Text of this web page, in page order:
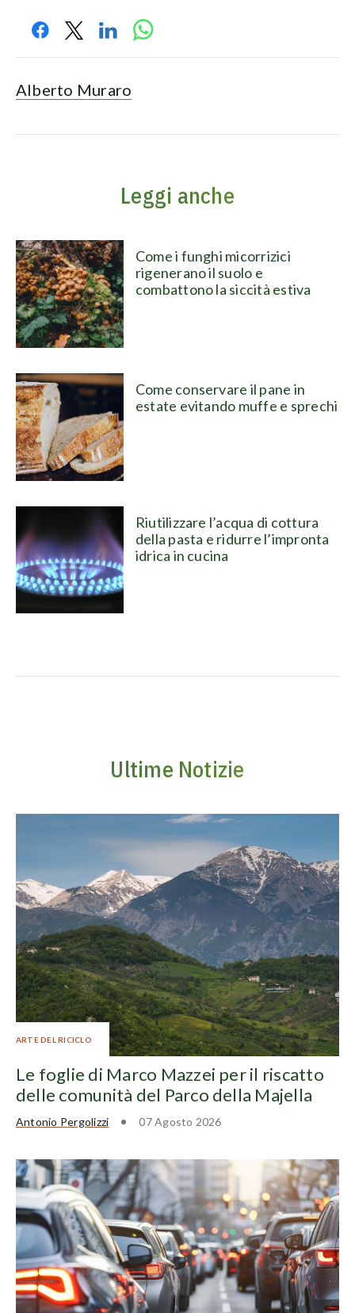
Alberto Muraro
Leggi anche
Come i funghi micorrizici
rigenerano il suolo e
combattono la siccità estiva
Come conservare il pane in
estate evitando muffe e sprechi
Riutilizzare l’acqua di cottura
della pasta e ridurre l’impronta
idrica in cucina
Ultime Notizie
ARTE DEL RICICLO
Le foglie di Marco Mazzei per il riscatto
delle comunità del Parco della Majella
Antonio Pergolizzi 07 Agosto 2026